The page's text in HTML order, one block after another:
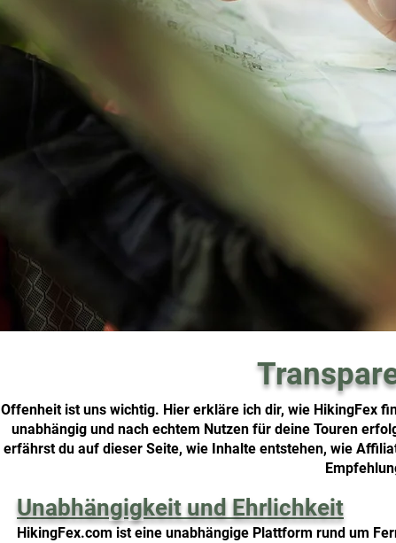
Offenheit ist uns wichtig. Hier erkläre ich dir, wie HikingFex
unabhängig und nach echtem Nutzen für deine Touren
erfährst du auf dieser Seite, wie Inhalte entstehen, wie
Unabhängigkeit und Ehrlichkeit
HikingFex.com ist eine unabhängige Plattform rund um